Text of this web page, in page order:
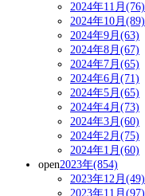
2024年11月(76)
2024年10月(89)
2024年9月(63)
2024年8月(67)
2024年7月(65)
2024年6月(71)
2024年5月(65)
2024年4月(73)
2024年3月(60)
2024年2月(75)
2024年1月(60)
open2023年(854)
2023年12月(49)
2023年11月(97)